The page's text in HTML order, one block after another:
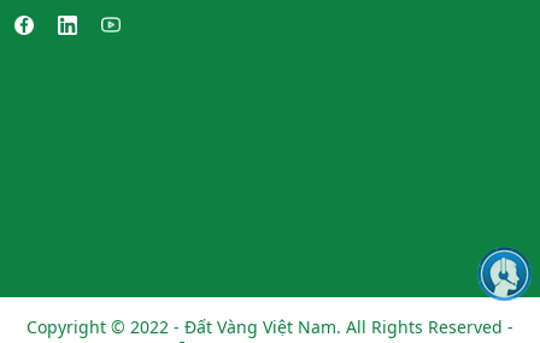
Copyright © 2022 - Đất Vàng Việt Nam. All Rights Reserved -